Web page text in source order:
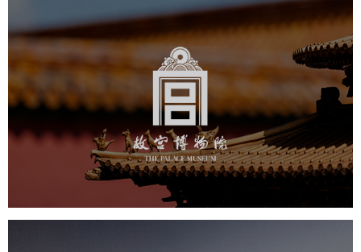
故宫博物院
文化艺术 博物馆 智慧博物馆
博物馆网站建设
景区网站建设
文创商城 万能专题 网站代运营